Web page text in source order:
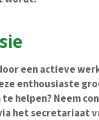
een actieve
enthousiaste
helpen? Neem
het secretariaat